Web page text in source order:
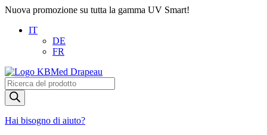
Nuova promozione su tutta la gamma UV Smart!
IT
DE
FR
Products
search
Hai bisogno di aiuto?